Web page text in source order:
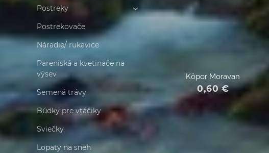
Postreky
Postrekovače
Náradie/ rukavice
Pareniská a kvetinače na
výsev
Semená trávy
Búdky pre vtáčiky
Sviečky
Lopaty na sneh
Kôpor Moravan
0,60€